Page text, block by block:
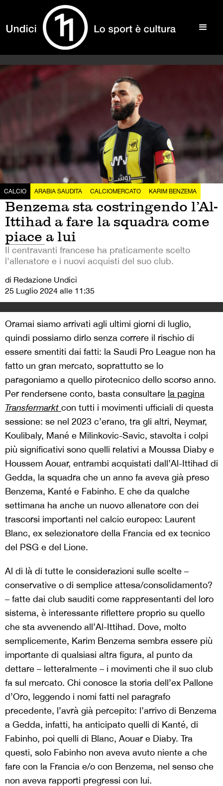
CALCIO ARABIA SAUDITA CALCIOMERCATO KARIM BENZEMA
Benzema sta costringendo l’Al-
Ittihad a fare la squadra come
piace a lui
Il centravanti francese ha praticamente scelto
l'allenatore e i nuovi acquisti del suo club.
di Redazione Undici
25 Luglio 2024 alle 11:35
Oramai siamo arrivati agli ultimi giorni di luglio,
quindi possiamo dirlo senza correre il rischio di
essere smentiti dai fatti: la Saudi Pro League non ha
fatto un gran mercato, soprattutto se lo
paragoniamo a quello pirotecnico dello scorso anno.
Per rendersene conto, basta consultare la pagina
Transfermarkt con tutti i movimenti ufficiali di questa
sessione: se nel 2023 c’erano, tra gli altri, Neymar,
Koulibaly, Mané e Milinkovic-Savic, stavolta i colpi
più significativi sono quelli relativi a Moussa Diaby e
Houssem Aouar, entrambi acquistati dall’Al-Ittihad di
Gedda, la squadra che un anno fa aveva già preso
Benzema, Kanté e Fabinho. E che da qualche
settimana ha anche un nuovo allenatore con dei
trascorsi importanti nel calcio europeo: Laurent
Blanc, ex selezionatore della Francia ed ex tecnico
del PSG e del Lione.
Al di là di tutte le considerazioni sulle scelte –
conservative o di semplice attesa/consolidamento?
– fatte dai club sauditi come rappresentanti del loro
sistema, è interessante riflettere proprio su quello
che sta avvenendo all’Al-Ittihad. Dove, molto
semplicemente, Karim Benzema sembra essere più
importante di qualsiasi altra figura, al punto da
dettare – letteralmente – i movimenti che il suo club
fa sul mercato. Chi conosce la storia dell’ex Pallone
d’Oro, leggendo i nomi fatti nel paragrafo
precedente, l’avrà già percepito: l’arrivo di Benzema
a Gedda, infatti, ha anticipato quelli di Kanté, di
Fabinho, poi quelli di Blanc, Aouar e Diaby. Tra
questi, solo Fabinho non aveva avuto niente a che
fare con la Francia e/o con Benzema, nel senso che
non aveva rapporti pregressi con lui.